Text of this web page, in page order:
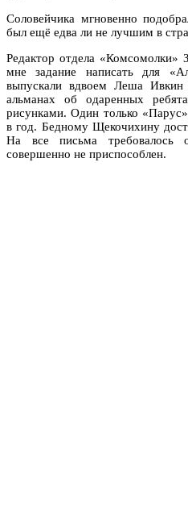
Соловейчика мгновенно
был ещё едва ли не лучшим в
Редактор отдела «Комсомолки»
мне задание написать для
выпускали вдвоем Леша
альманах об одаренных
рисунками. Один только
в год. Бедному Щекочихину
На все письма
совершенно не приспособлен.